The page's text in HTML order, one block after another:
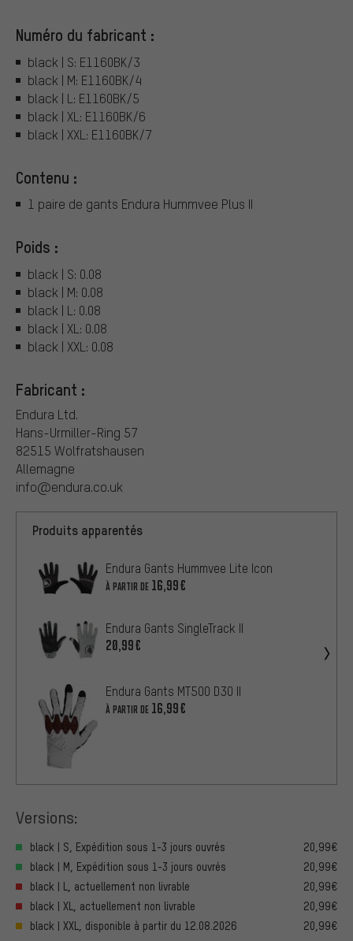
Numéro du fabricant :
black | S: E1160BK/3
black | M: E1160BK/4
black | L: E1160BK/5
black | XL: E1160BK/6
black | XXL: E1160BK/7
Contenu :
1 paire de gants Endura Hummvee Plus II
Poids :
black | S: 0.08
black | M: 0.08
black | L: 0.08
black | XL: 0.08
black | XXL: 0.08
Fabricant :
Endura Ltd.
Hans-Urmiller-Ring 57
82515 Wolfratshausen
Allemagne
info@endura.co.uk
Produits apparentés
Endura Gants Hummvee Lite Icon
À PARTIR DE 16,99€
Endura Gants SingleTrack II
20,99€
Endura Gants MT500 D3O II
À PARTIR DE 16,99€
Versions:
black | S, Expédition sous 1-3 jours ouvrés
20,99€
black | M, Expédition sous 1-3 jours ouvrés
20,99€
black | L, actuellement non livrable
20,99€
black | XL, actuellement non livrable
20,99€
black | XXL, disponible à partir du 12.08.2026
20,99€